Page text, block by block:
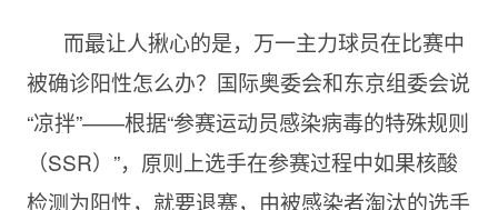
而最让人揪心的是，万一主力球员在比赛中
被确诊阳性怎么办？国际奥委会和东京组委会说
“凉拌”——根据“参赛运动员感染病毒的特殊规则
（SSR）”，原则上选手在参赛过程中如果核酸
检测为阳性，就要退赛，由被感染者淘汰的选手